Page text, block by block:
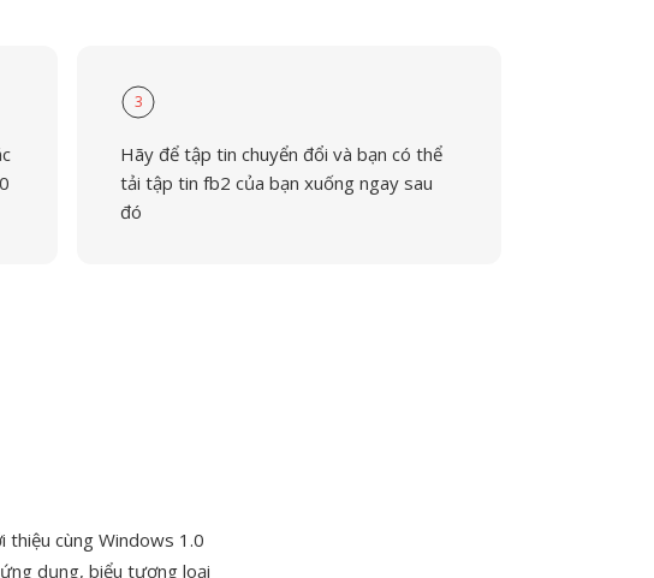
3
Hãy để tập tin chuyển đổi và bạn có thể
tải tập tin fb2 của bạn xuống ngay sau
đó
thiệu cùng Windows 1.0
dụng, biểu tượng loại